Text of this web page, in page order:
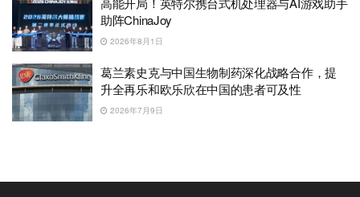
助阵ChinaJoy
2026年8月1日
葛兰素史克与中国生物制药深化战略合作，提
升全再乐和欧乐欣在中国的患者可及性
2026年7月9日